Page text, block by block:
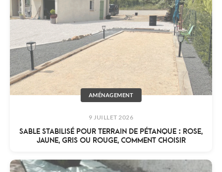
AMÉNAGEMENT
9 JUILLET 2026
SABLE STABILISÉ POUR TERRAIN DE PÉTANQUE : ROSE,
JAUNE, GRIS OU ROUGE, COMMENT CHOISIR